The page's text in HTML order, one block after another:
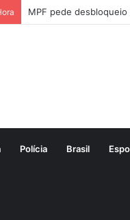
MPF pede desbloqueio
Polícia Brasil